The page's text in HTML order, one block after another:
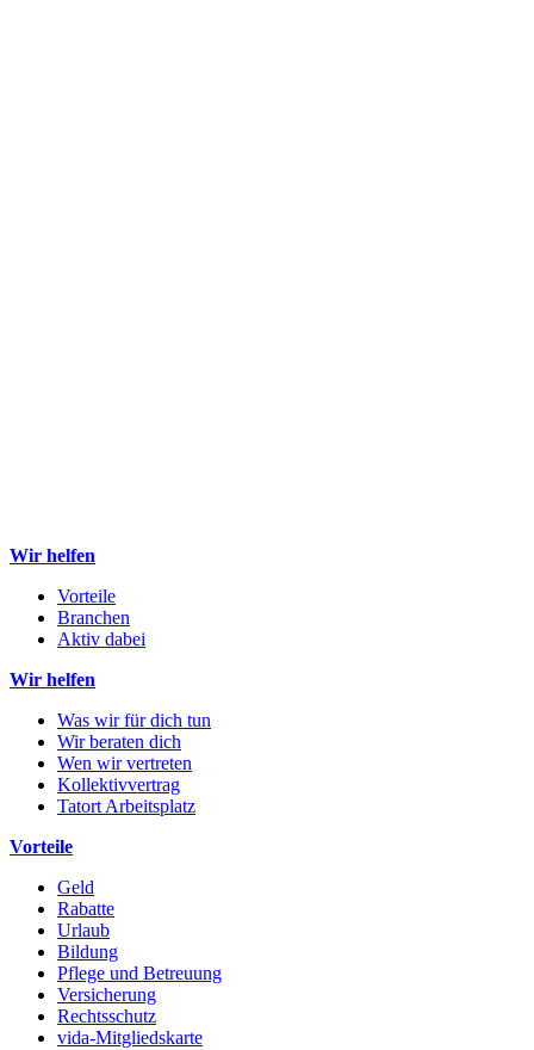
Wir helfen
Vorteile
Branchen
Aktiv dabei
Wir helfen
Was wir für dich tun
Wir beraten dich
Wen wir vertreten
Kollektivvertrag
Tatort Arbeitsplatz
Vorteile
Geld
Rabatte
Urlaub
Bildung
Pflege und Betreuung
Versicherung
Rechtsschutz
vida-Mitgliedskarte